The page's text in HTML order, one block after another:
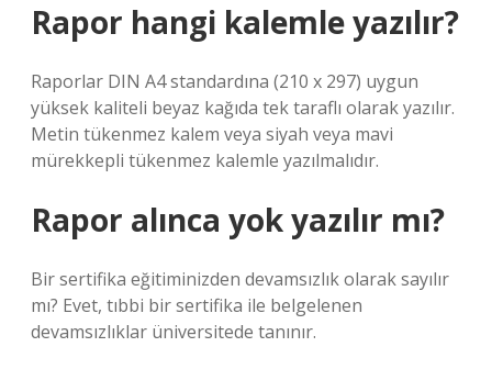
Rapor hangi kalemle yazılır?
Raporlar DIN A4 standardına (210 x 297) uygun
yüksek kaliteli beyaz kağıda tek taraflı olarak yazılır.
Metin tükenmez kalem veya siyah veya mavi
mürekkepli tükenmez kalemle yazılmalıdır.
Rapor alınca yok yazılır mı?
Bir sertifika eğitiminizden devamsızlık olarak sayılır
mı? Evet, tıbbi bir sertifika ile belgelenen
devamsızlıklar üniversitede tanınır.